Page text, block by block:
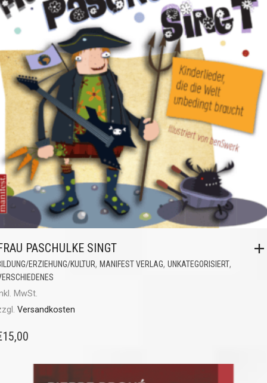
PASCHULKE SINGT
ERZIEHUNG/KULTUR, MANIFEST VERLAG, UNKATEGORISIERT,
MwSt.
Versandkosten
15,00